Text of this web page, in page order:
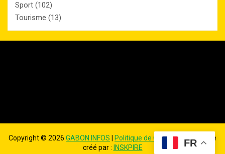
Sport (102)
Tourisme (13)
FR
Copyright © 2026 GABON INFOS Politique de Confidentialité
| Site
créé par : INSKPIRE